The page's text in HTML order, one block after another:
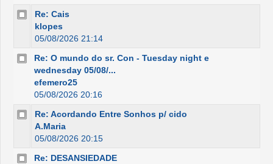
Re: Cais
klopes
05/08/2026 21:14
Re: O mundo do sr. Con - Tuesday night e
wednesday 05/08/...
efemero25
05/08/2026 20:16
Re: Acordando Entre Sonhos p/ cido
A.Maria
05/08/2026 20:15
Re: DESANSIEDADE